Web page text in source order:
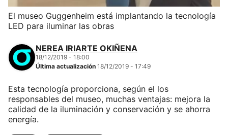
El museo Guggenheim está implantando la tecnología
LED para iluminar las obras
NEREA IRIARTE OKIÑENA
18/12/2019 - 18:00
Última actualización 18/12/2019 - 17:49
Esta tecnología proporciona, según el los
responsables del museo, muchas ventajas: mejora la
calidad de la iluminación y conservación y se ahorra
energía.